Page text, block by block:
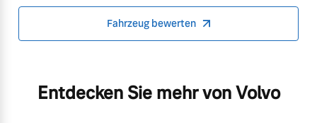
Fahrzeug bewerten
Entdecken Sie mehr von Volvo